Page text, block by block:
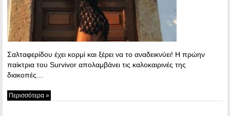
Σαλταφερίδου έχει κορμί και ξέρει να το αναδεικνύει! Η πρώην
παίκτρια του Survivor απολαμβάνει τις καλοκαιρινές της
διακοπές…
Περισσότερα »